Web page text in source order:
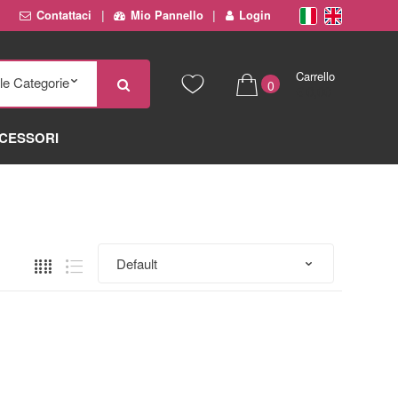
Contattaci Mio Pannello Login
0
Carrello